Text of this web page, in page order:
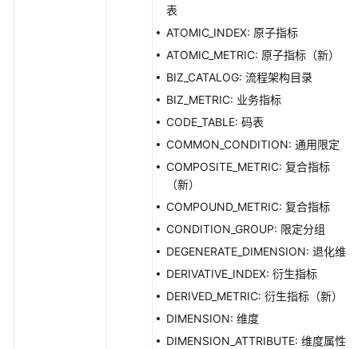
表
ATOMIC_INDEX: 原子指标
ATOMIC_METRIC: 原子指标（新）
BIZ_CATALOG: 流程架构目录
BIZ_METRIC: 业务指标
CODE_TABLE: 码表
COMMON_CONDITION: 通用限定
COMPOSITE_METRIC: 复合指标
（新）
COMPOUND_METRIC: 复合指标
CONDITION_GROUP: 限定分组
DEGENERATE_DIMENSION: 退化维度
DERIVATIVE_INDEX: 衍生指标
DERIVED_METRIC: 衍生指标（新）
DIMENSION: 维度
DIMENSION_ATTRIBUTE: 维度属性